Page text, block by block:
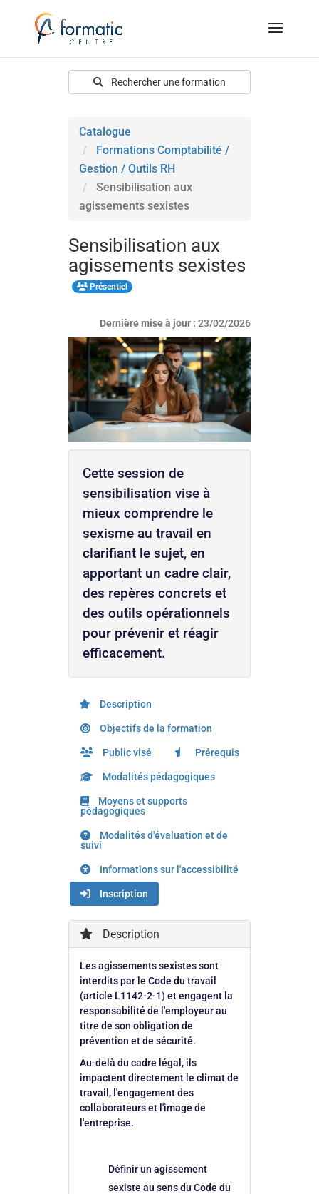
Rechercher une formation
Catalogue
Formations Comptabilité /
Gestion / Outils RH
Sensibilisation aux
agissements sexistes
Sensibilisation aux
agissements sexistes
Présentiel
Dernière mise à jour :23/02/2026
Cette session de
sensibilisation vise à
mieux comprendre le
sexisme au travail en
clarifiant le sujet, en
apportant un cadre clair,
des repères concrets et
des outils opérationnels
pour prévenir et réagir
efficacement.
Description
Objectifs de la formation
Public visé Prérequis
Modalités pédagogiques
Moyens et supports
pédagogiques
Modalités d'évaluation et de
suivi
Informations sur l'accessibilité
Inscription
Description
Les agissements sexistes sont
interdits par le Code du travail
(article L1142-2-1) et engagent la
responsabilité de l'employeur au
titre de son obligation de
prévention et de sécurité.
Au-delà du cadre légal, ils
impactent directement le climat de
travail, l'engagement des
collaborateurs et l'image de
l'entreprise.
Définir un agissement
sexiste au sens du Code du